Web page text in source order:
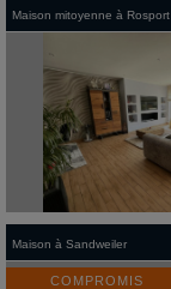
Maison mitoyenne à Rosport
Maison à Sandweiler
COMPROMIS